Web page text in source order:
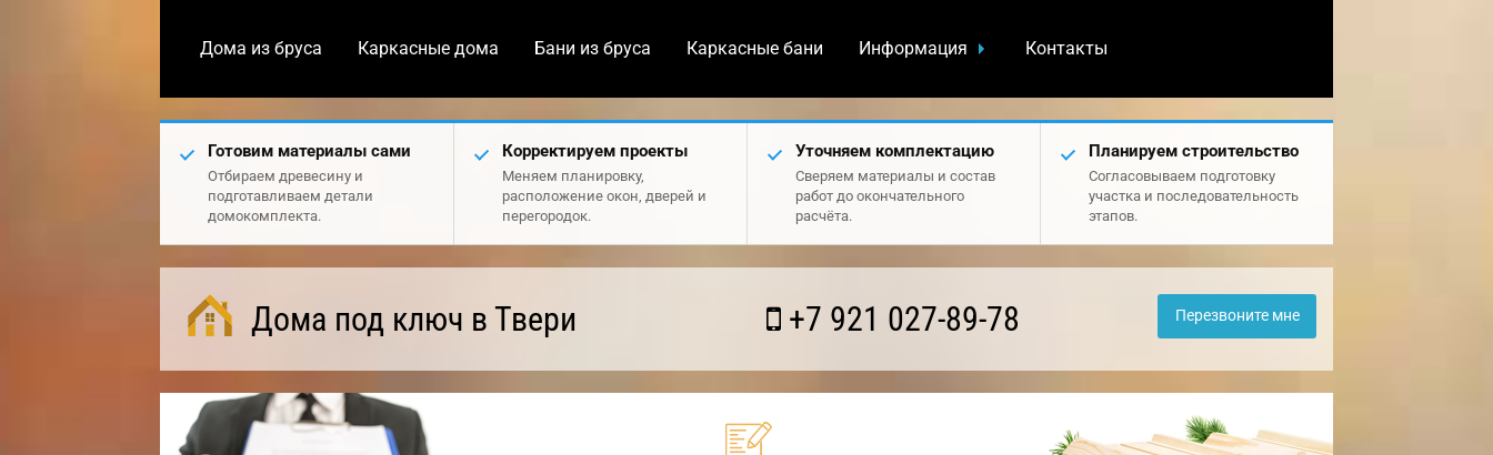
Дома из бруса Каркасные дома Бани из бруса Каркасные бани Информация Контакты
Готовим материалы сами
Отбираем древесину и
подготавливаем детали
домокомплекта.
Корректируем проекты
Меняем планировку,
расположение окон, дверей и
перегородок.
Уточняем комплектацию
Сверяем материалы и состав
работ до окончательного
расчёта.
Планируем строительство
Согласовываем подготовку
участка и последовательность
этапов.
Дома под ключ в Твери +7 921 027-89-78 Перезвоните мне